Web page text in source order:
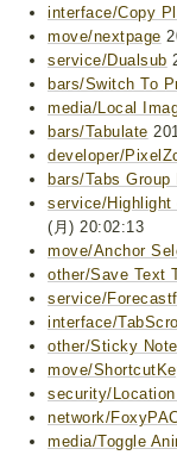
interface/Copy
move/nextpage
service/Dualsub
bars/Switch To
media/Local
bars/Tabulate
developer/
bars/Tabs
service/Highlight
(月) 20:02:13
move/Anchor
other/Save Text
service/
interface/
other/Sticky
move/
security/Location
network/
media/Toggle